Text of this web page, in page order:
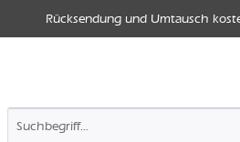
Rücksendung und Umtausch